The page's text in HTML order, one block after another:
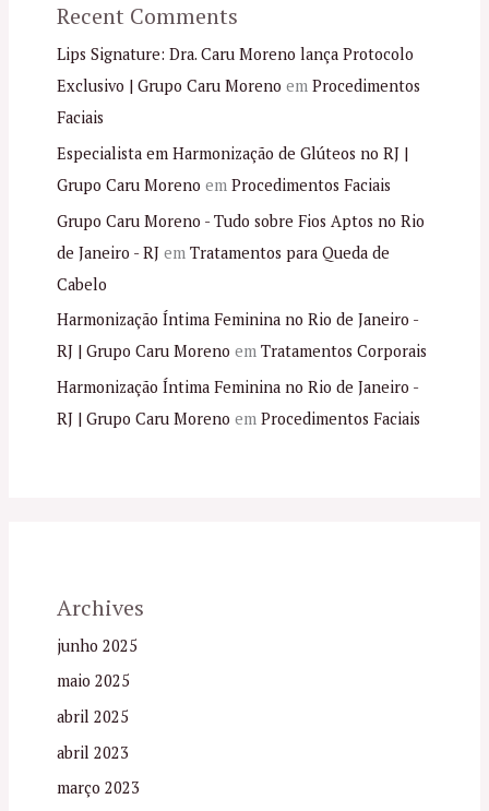
Recent Comments
Lips Signature: Dra. Caru Moreno lança Protocolo
Exclusivo | Grupo Caru Moreno em Procedimentos
Faciais
Especialista em Harmonização de Glúteos no RJ |
Grupo Caru Moreno em Procedimentos Faciais
Grupo Caru Moreno - Tudo sobre Fios Aptos no Rio
de Janeiro - RJem Tratamentos para Queda de
Cabelo
Harmonização Íntima Feminina no Rio de Janeiro -
RJ | Grupo Caru Moreno em Tratamentos Corporais
Harmonização Íntima Feminina no Rio de Janeiro -
RJ | Grupo Caru Moreno em Procedimentos Faciais
Archives
junho 2025
maio 2025
abril 2025
abril 2023
março 2023